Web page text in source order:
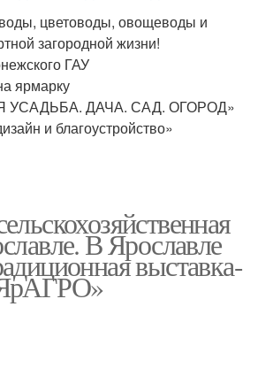
цветоводы, овощеводы и
загородной жизни!
ГАУ
ярмарку
ДАЧА. САД. ОГОРОД»
и благоустройство»
В Ярославле
выставка-